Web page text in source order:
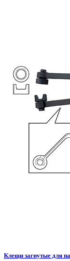
Клещи загнутые для